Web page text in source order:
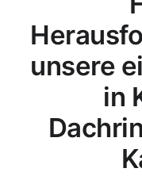
unsere
in